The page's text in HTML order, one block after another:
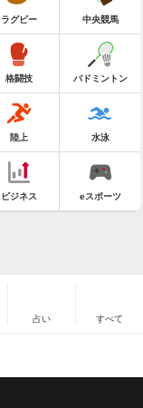
ラグビー 中央競馬
格闘技 バドミントン
陸上 水泳
ビジネス eスポーツ
占い すべて